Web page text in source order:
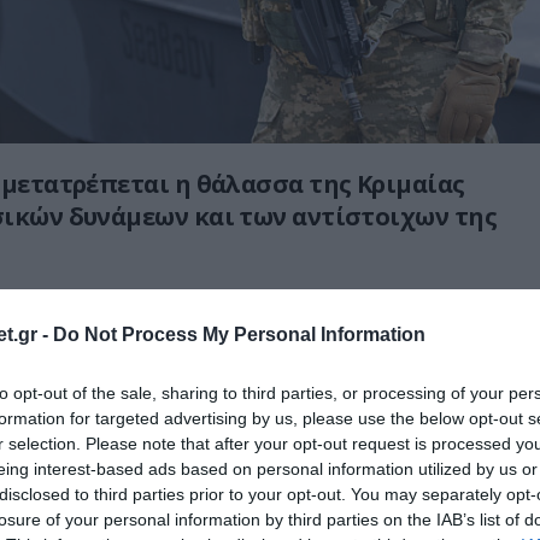
- Do Not Process My Personal Information
opt-out of the sale, sharing to third parties, or processing of your
for targeted advertising by us, please use the below opt-out
selection. Please note that after your opt-out request is processed
interest-based ads based on personal information utilized by us
to third parties prior to your opt-out. You may separately
of your personal information by third parties on the IAB’s list of
η θάλασσα της Κριμαίας
δυνάμεων και των αντίστοιχων της
SBU έστειλε ένα θαλάσσιο μη
shows a Ukrainian USV slamming into a